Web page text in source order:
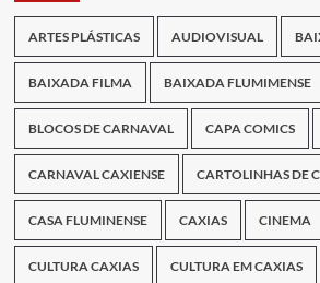
ARTES PLÁSTICAS AUDIOVISUAL
BAIXADA FILMA BAIXADA FLUMIMENSE
BLOCOS DE CARNAVAL CAPA COMICS
CARNAVAL CAXIENSE CARTOLINHAS DE
CASA FLUMINENSE CAXIAS CINEMA
CULTURA CAXIAS CULTURA EM CAXIAS